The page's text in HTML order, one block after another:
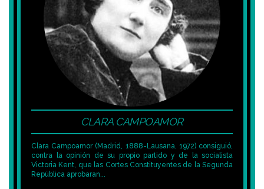
CLARA CAMPOAMOR
Clara Campoamor (Madrid, 1888-Lausana, 1972) consiguió,
contra la opinión de su propio partido y de la socialista
Victoria Kent, que las Cortes Constituyentes de la Segunda
República aprobaran...